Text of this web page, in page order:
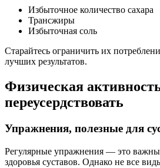
Избыточное количество сахара
Трансжиры
Избыточная соль
Старайтесь ограничить их
лучших результатов.
Физическая
переусердствовать
Упражнения, полезные для
Регулярные упражнения — это
здоровья суставов. Однако не все